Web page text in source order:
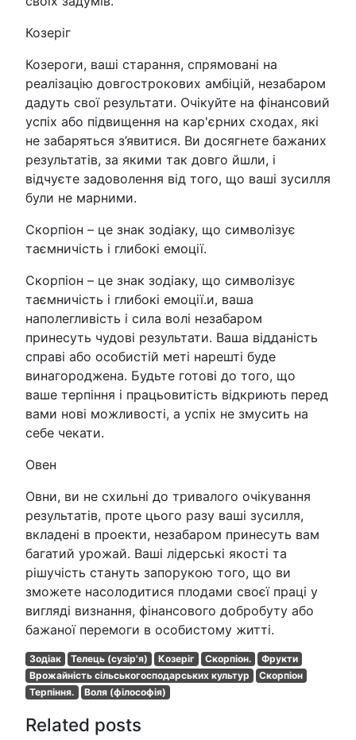
Козеріг
Козероги, ваші старання, спрямовані на
реалізацію довгострокових амбіцій, незабаром
дадуть свої результати. Очікуйте на фінансовий
успіх або підвищення на кар'єрних сходах, які
не забаряться з’явитися. Ви досягнете бажаних
результатів, за якими так довго йшли, і
відчуєте задоволення від того, що ваші зусилля
були не марними.
Скорпіон – це знак зодіаку, що символізує
таємничість і глибокі емоції.
Скорпіон – це знак зодіаку, що символізує
таємничість і глибокі емоції.и, ваша
наполегливість і сила волі незабаром
принесуть чудові результати. Ваша відданість
справі або особистій меті нарешті буде
винагороджена. Будьте готові до того, що
ваше терпіння і працьовитість відкриють перед
вами нові можливості, а успіх не змусить на
себе чекати.
Овен
Овни, ви не схильні до тривалого очікування
результатів, проте цього разу ваші зусилля,
вкладені в проекти, незабаром принесуть вам
багатий урожай. Ваші лідерські якості та
рішучість стануть запорукою того, що ви
зможете насолодитися плодами своєї праці у
вигляді визнання, фінансового добробуту або
бажаної перемоги в особистому житті.
Зодіак Телець (сузір'я) Козеріг Скорпіон.
Фрукти
Врожайність сільськогосподарських культур
Скорпіон
Терпіння.
Воля (філософія)
Related posts